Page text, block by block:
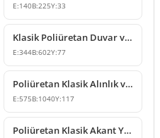
E:140B:225Y:33
Klasik Poliüretan Duvar ve Mobilya Süsleme Modeli
E:344B:602Y:77
Poliüretan Klasik Alınlık ve Duvar Süsleme Tasarımı
E:575B:1040Y:117
Poliüretan Klasik Akant Yapraklı Duvar Süsleme Modeli